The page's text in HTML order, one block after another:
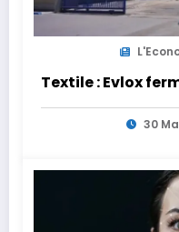
Textile : Evlox
30